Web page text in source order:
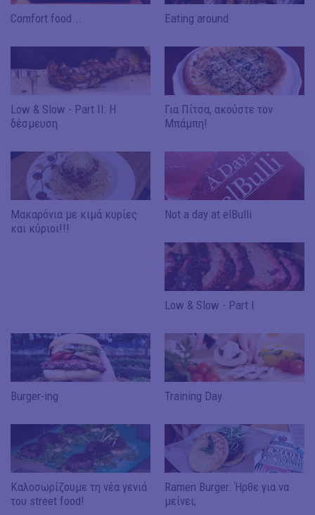
Comfort food... Eating around
Low & Slow - Part ΙΙ: Η
δέσμευση
Για Πίτσα, ακούστε τον
Μπάμπη!
Μακαρόνια με κιμά κυρίες
και κύριοι!!!
Not a day at elBulli
Low & Slow - Part I
Burger-ing Training Day
Καλοσωρίζουμε τη νέα γενιά
του street food!
Ramen Burger. Ήρθε για να
μείνει;